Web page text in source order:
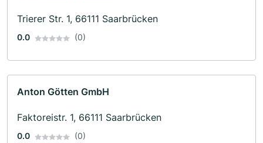
Trierer Str. 1, 66111 Saarbrücken
0.0 (0)
Anton Götten GmbH
Faktoreistr. 1, 66111 Saarbrücken
0.0 (0)